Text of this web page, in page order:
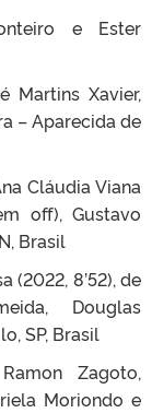
e Ester
Martins Xavier,
– Aparecida de
Cláudia Viana
off), Gustavo
Brasil
(2022, 8’52), de
Douglas
SP, Brasil
Zagoto,
Moriondo e